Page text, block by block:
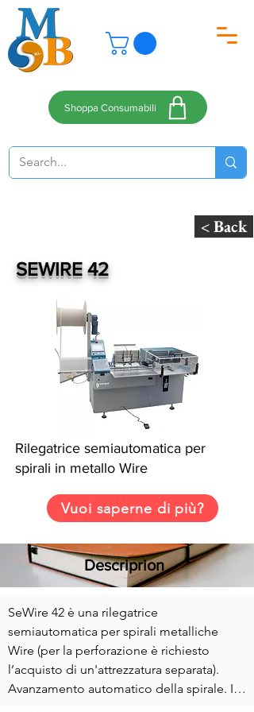
Shoppa Consumabili
< Back
SEWIRE 42
Rilegatrice semiautomatica per
spirali in metallo Wire
Vuoi saperne di più?
Descriprion
SeWire 42 è una rilegatrice
semiautomatica per spirali metalliche
Wire (per la perforazione è richiesto
l’acquisto di un'attrezzatura separata).
Avanzamento automatico della spirale. Il